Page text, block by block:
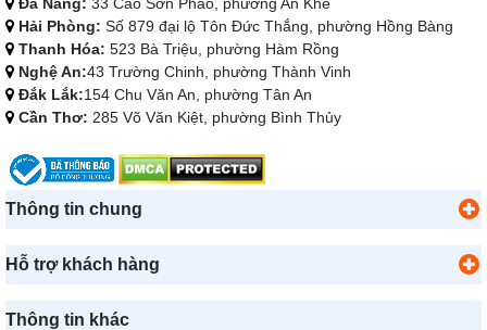
Hải Phòng: Số 879 đại lộ Tôn Đức Thắng, phường Hồng Bàng
Thanh Hóa: 523 Bà Triệu, phường Hàm Rồng
Nghệ An:43 Trường Chinh, phường Thành Vinh
Đắk Lắk:154 Chu Văn An, phường Tân An
Cần Thơ: 285 Võ Văn Kiệt, phường Bình Thủy
Thông tin chung
Hỗ trợ khách hàng
Thông tin khác